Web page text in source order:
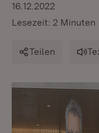
16.12.2022
Lesezeit: 2 Minuten
Teilen